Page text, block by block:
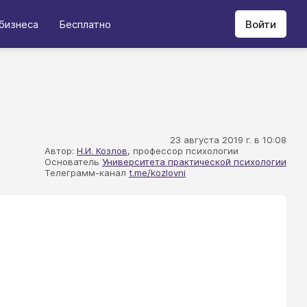
Бесплатно Войти
23 августа 2019 г. в 10:08
Автор: Н.И. Козлов, профессор психологии
Основатель Университета практической психологии
Телеграмм-канал t.me/kozlovni